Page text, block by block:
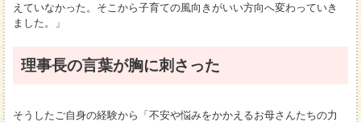
えていなかった。そこから子育ての風向きがいい方向へ変わっていき
ました。」
理事長の言葉が胸に刺さった
そうしたご自身の経験から「不安や悩みをかかえるお母さんたちの力